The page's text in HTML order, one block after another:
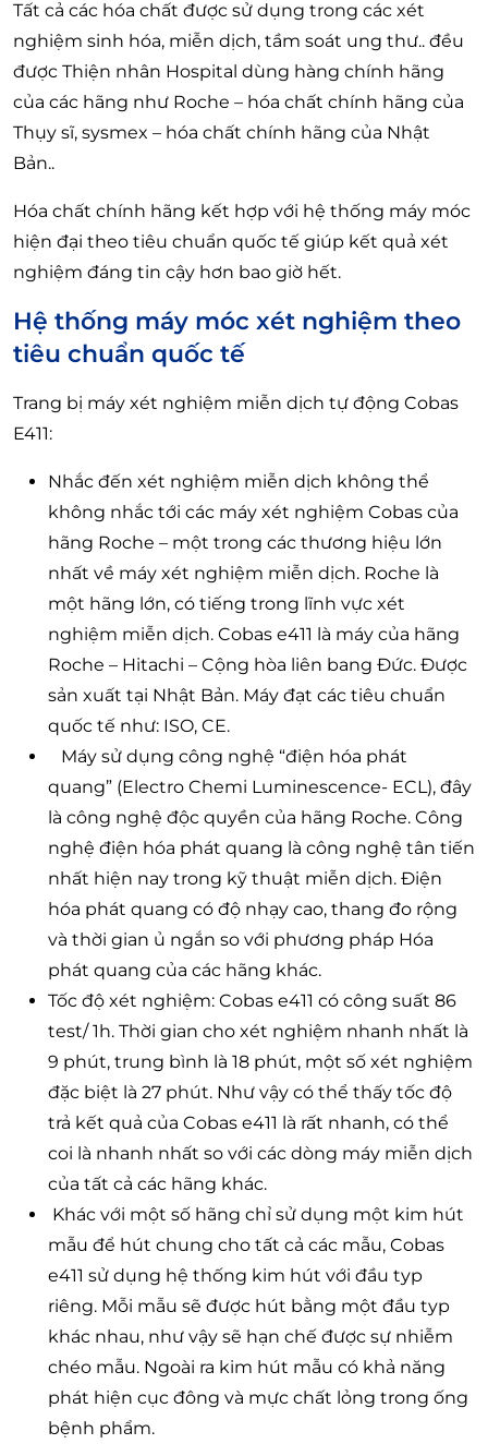
Tất cả các hóa chất được sử dụng trong các xét
nghiệm sinh hóa, miễn dịch, tầm soát ung thư.. đều
được Thiện nhân Hospital dùng hàng chính hãng
của các hãng như Roche – hóa chất chính hãng của
Thụy sĩ, sysmex – hóa chất chính hãng của Nhật
Bản..
Hóa chất chính hãng kết hợp với hệ thống máy móc
hiện đại theo tiêu chuẩn quốc tế giúp kết quả xét
nghiệm đáng tin cậy hơn bao giờ hết.
Hệ thống máy móc xét nghiệm theo
tiêu chuẩn quốc tế
Trang bị máy xét nghiệm miễn dịch tự động Cobas
E411:
Nhắc đến xét nghiệm miễn dịch không thể
không nhắc tới các máy xét nghiệm Cobas của
hãng Roche – một trong các thương hiệu lớn
nhất về máy xét nghiệm miễn dịch. Roche là
một hãng lớn, có tiếng trong lĩnh vực xét
nghiệm miễn dịch. Cobas e411 là máy của hãng
Roche – Hitachi – Cộng hòa liên bang Đức. Được
sản xuất tại Nhật Bản. Máy đạt các tiêu chuẩn
quốc tế như: ISO, CE.
Máy sử dụng công nghệ “điện hóa phát
quang” (Electro Chemi Luminescence- ECL), đây
là công nghệ độc quyền của hãng Roche. Công
nghệ điện hóa phát quang là công nghệ tân tiến
nhất hiện nay trong kỹ thuật miễn dịch. Điện
hóa phát quang có độ nhạy cao, thang đo rộng
và thời gian ủ ngắn so với phương pháp Hóa
phát quang của các hãng khác.
Tốc độ xét nghiệm: Cobas e411 có công suất 86
test/ 1h. Thời gian cho xét nghiệm nhanh nhất là
9 phút, trung bình là 18 phút, một số xét nghiệm
đặc biệt là 27 phút. Như vậy có thể thấy tốc độ
trả kết quả của Cobas e411 là rất nhanh, có thể
coi là nhanh nhất so với các dòng máy miễn dịch
của tất cả các hãng khác.
Khác với một số hãng chỉ sử dụng một kim hút
mẫu để hút chung cho tất cả các mẫu, Cobas
e411 sử dụng hệ thống kim hút với đầu typ
riêng. Mỗi mẫu sẽ được hút bằng một đầu typ
khác nhau, như vậy sẽ hạn chế được sự nhiễm
chéo mẫu. Ngoài ra kim hút mẫu có khả năng
phát hiện cục đông và mực chất lỏng trong ống
bệnh phẩm.